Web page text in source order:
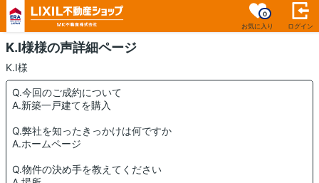
お気に入り
0
ログイン
K.I様様の声詳細ページ
K.I様
Q.今回のご成約について
A.新築一戸建てを購入
Q.弊社を知ったきっかけは何ですか
A.ホームページ
Q.物件の決め手を教えてください